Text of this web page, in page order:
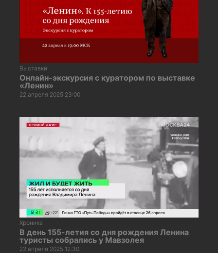
Выставки
Онлайн-экскурсия с куратором по выставке
«Ленин»
22 апреля 2025 23:00
Хроника
В день 155-летия со дня рождения Ленина
туристы собрались у Мавзолея
22 апреля 2025 12:30